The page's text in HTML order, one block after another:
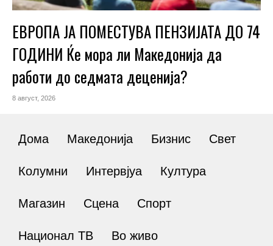
ЕВРОПА ЈА ПОМЕСТУВА ПЕНЗИЈАТА ДО 74
ГОДИНИ Ќе мора ли Македонија да
работи до седмата деценија?
8 август, 2026
Дома Македонија Бизнис Свет
Колумни Интервјуа Култура
Магазин Сцена Спорт
Национал ТВ Во живо